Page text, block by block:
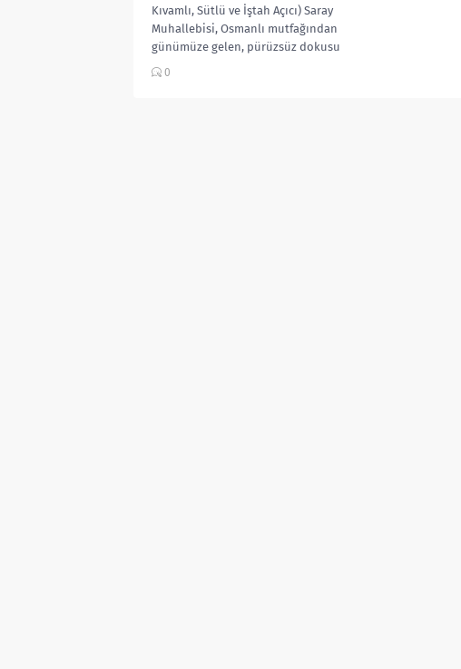
Kıvamlı, Sütlü ve İştah Açıcı) Saray
Muhallebisi, Osmanlı mutfağından
günümüze gelen, pürüzsüz dokusu
ve yoğun...
0